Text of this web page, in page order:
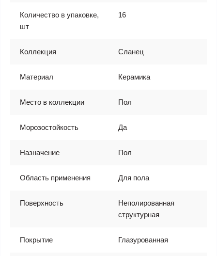
Количество в упаковке,
шт
16
Коллекция Сланец
Материал Керамика
Место в коллекции Пол
Морозостойкость Да
Назначение Пол
Область применения Для пола
Поверхность
Неполированная
структурная
Покрытие Глазурованная